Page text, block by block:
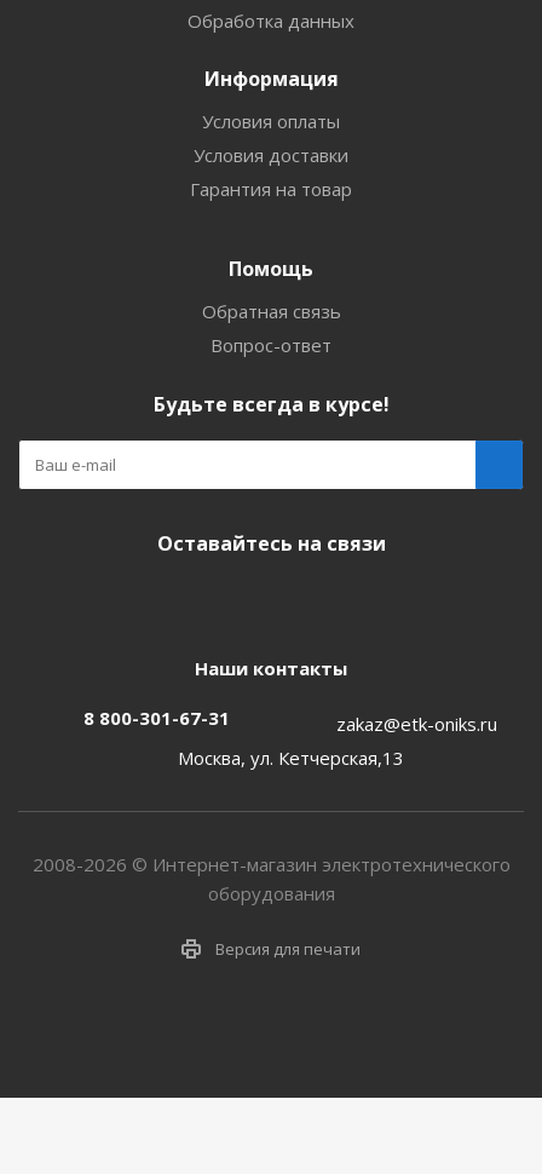
Обработка данных
Информация
Условия оплаты
Условия доставки
Гарантия на товар
Помощь
Обратная связь
Вопрос-ответ
Будьте всегда в курсе!
Оставайтесь на связи
Наши контакты
8 800-301-67-31
zakaz@etk-oniks.ru
Москва, ул. Кетчерская,13
2008-2026 © Интернет-магазин электротехнического
оборудования
Версия для печати